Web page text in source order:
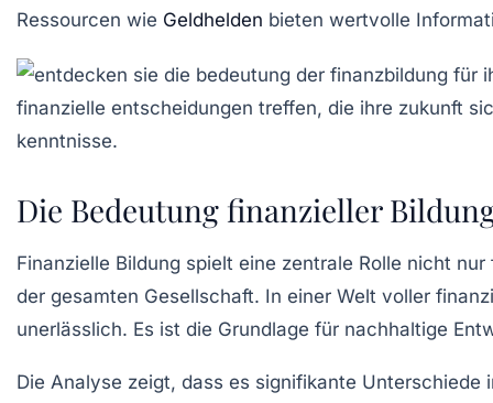
Ressourcen wie Geldhelden bieten wertvolle
Die Bedeutung finanzieller
Finanzielle Bildung spielt eine zentrale Rolle nicht
der gesamten Gesellschaft. In einer Welt voller
unerlässlich. Es ist die Grundlage für nachhaltige
Die Analyse zeigt, dass es signifikante